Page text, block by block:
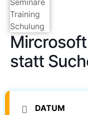
statt
DATUM